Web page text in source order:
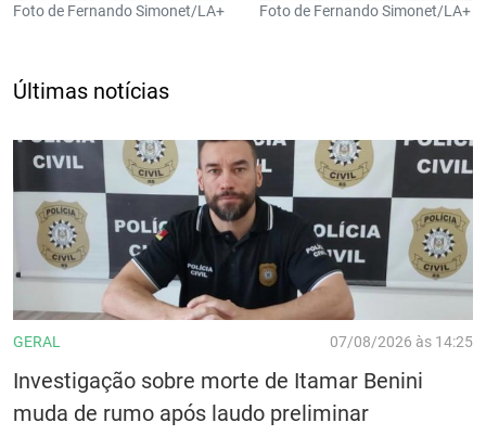
Foto de Fernando Simonet/LA+ Foto de Fernando Simonet/LA+
Últimas notícias
GERAL 07/08/2026 às 14:25
Investigação sobre morte de Itamar Benini
muda de rumo após laudo preliminar